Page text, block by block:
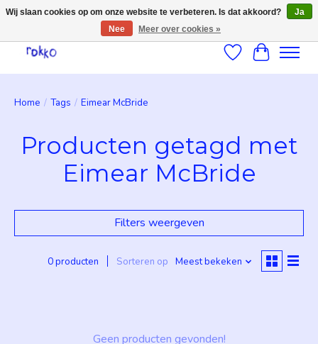
Verlanglijst
Home / Tags / Eimear McBride
Producten getagd met
Eimear McBride
Filters weergeven
0 producten Sorteren op Meest bekeken
Geen producten gevonden!
Wij slaan cookies op om onze website te verbeteren. Is dat akkoord?
Ja
Nee
Meer over cookies »